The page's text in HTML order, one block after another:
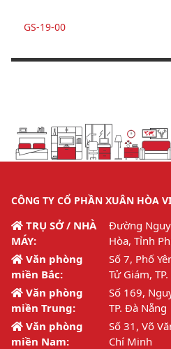
GS-19-00
CÔNG TY CỔ PHẦN XUÂN HÒA
TRỤ SỞ / NHÀ
MÁY:
Đường
Hòa, Tỉnh
Văn phòng
miền Bắc:
Số 7, Phố
Tử Giám,
Văn phòng
miền Trung:
Số 169,
TP. Đà Nẵng
Văn phòng
miền Nam:
Số 31, Võ
Chí Minh